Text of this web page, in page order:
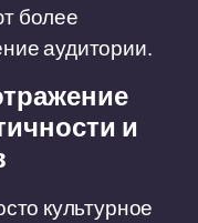
более
аудитории.
и
культурное